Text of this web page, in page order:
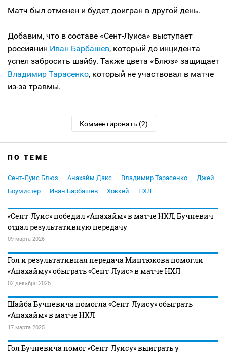
Матч был отменен и будет доигран в другой день.
Добавим, что в составе «Сент-Луиса» выступает
россиянин Иван Барбашев, который до инцидента
успел забросить шайбу. Также цвета «Блюз» защищает
Владимир Тарасенко, который не участвовал в матче
из-за травмы.
Комментировать (2)
ПО ТЕМЕ
Сент-Луис Блюз Анахайм Дакс Владимир Тарасенко
Джей
Боумистер
Иван Барбашев Хоккей НХЛ
«Сент‑Луис» победил «Анахайм» в матче НХЛ, Бучневич
отдал результативную передачу
09 марта 2026
Гол и результативная передача Минтюкова помогли
«Анахайму» обыграть «Сент‑Луис» в матче НХЛ
02 декабря 2025
Шайба Бучневича помогла «Сент‑Луису» обыграть
«Анахайм» в матче НХЛ
17 марта 2025
Гол Бучневича помог «Сент‑Луису» выиграть у